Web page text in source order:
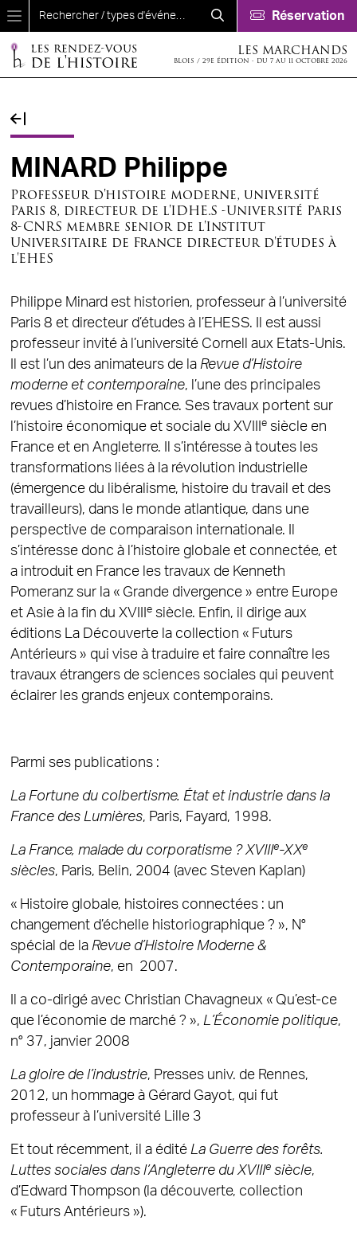
Aller au contenu principal
Réservation
LES MARCHANDS
BLOIS / 29E ÉDITION - DU 7 AU 11 OCTOBRE 2026
MINARD Philippe
Professeur d'histoire moderne, université
Paris 8, directeur de l'IDHE.S -Université Paris
8-CNRS membre senior de l'Institut
Universitaire de France directeur d'études à
l'EHES
Philippe Minard est historien, professeur à l’université
Paris 8 et directeur d’études à l’EHESS. Il est aussi
professeur invité à l’université Cornell aux Etats-Unis.
Il est l’un des animateurs de la Revue d’Histoire
moderne et contemporaine, l’une des principales
revues d’histoire en France. Ses travaux portent sur
l’histoire économique et sociale du XVIII
esiècle en
France et en Angleterre. Il s’intéresse à toutes les
transformations liées à la révolution industrielle
(émergence du libéralisme, histoire du travail et des
travailleurs), dans le monde atlantique, dans une
perspective de comparaison internationale. Il
s’intéresse donc à l’histoire globale et connectée, et
a introduit en France les travaux de Kenneth
Pomeranz sur la « Grande divergence » entre Europe
et Asie à la fin du XVIII
esiècle. Enfin, il dirige aux
éditions La Découverte la collection « Futurs
Antérieurs » qui vise à traduire et faire connaître les
travaux étrangers de sciences sociales qui peuvent
éclairer les grands enjeux contemporains.
Parmi ses publications :
La Fortune du colbertisme. État et industrie dans la
France des Lumières, Paris, Fayard, 1998.
La France, malade du corporatisme ? XVIIIe-XXe
siècles, Paris, Belin, 2004 (avec Steven Kaplan)
« Histoire globale, histoires connectées : un
changement d’échelle historiographique ? », N°
spécial de la Revue d’Histoire Moderne &
Contemporaine, en 2007.
Il a co-dirigé avec Christian Chavagneux « Qu’est-ce
que l’économie de marché ? », L’Économie politique,
n° 37, janvier 2008
La gloire de l’industrie, Presses univ. de Rennes,
2012, un hommage à Gérard Gayot, qui fut
professeur à l’université Lille 3
Et tout récemment, il a édité La Guerre des forêts.
Luttes sociales dans l’Angleterre du XVIIIesiècle,
d’Edward Thompson (la découverte, collection
« Futurs Antérieurs »).